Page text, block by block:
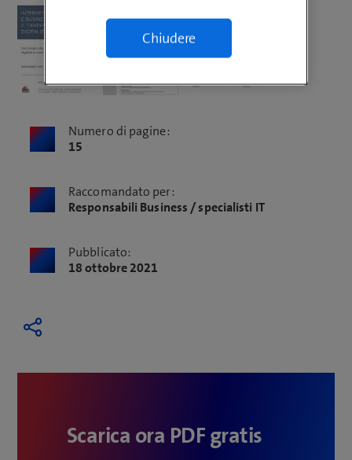
Numero di pagine:
15
Raccomandato per:
Responsabili Business / specialisti IT
Pubblicato:
18 ottobre 2021
Scarica ora PDF gratis
Chiudere